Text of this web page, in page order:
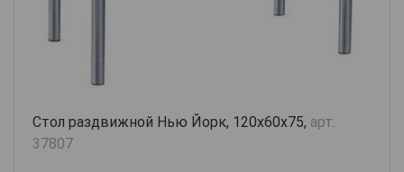
Стол раздвижной Нью Йорк, 120х60х75, арт.
37807